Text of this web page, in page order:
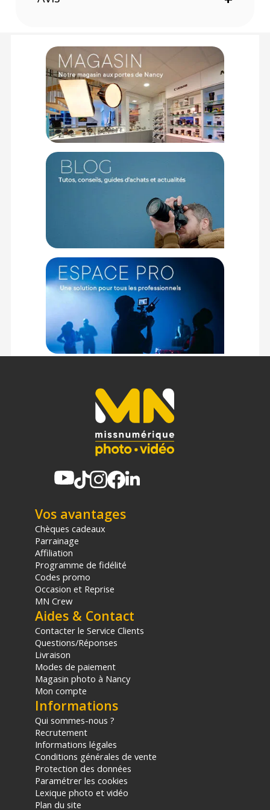
directement les formats d'impression disponibles. De même,
quelques clics suffisent pour la connexion au réseau du
module.
Connexion
De nombreux ordinateurs, smartphones, tablettes et
appareils photo avec protocole Wi-Fi FTP ou carte SD (EZ
Share) sont compatibles. Vous pouvez connecter jusqu'à 5
appareils simultanément. Le module a 3 ports USB
disponibles. Il peut donc être connecté à 3 imprimantes
simultanément.
Les photographes professionnels peuvent s'équiper pour
profiter d'un studio photo mobile. Lors de mariages, de
festivals ou d'autres événements, vous pouvez proposer
l'impression en direct à vos clients. De plus, de nombreux
cadres photo vous sont proposés par le module. Vous
pouvez aussi personnaliser vos propres cadres.
Caractéristiques du module d'impression WCM Plus par
COMPATIBILITE
Imprimantes compatibles : DNP DS620 / DS820 / DS80 /
RX1HS / QW410
Systèmes d'exploitation ordinateur : Windows 10 / 11 ;
ultérieur ; iOS 14 ou ultérieur
Appareils photo compatibles : Appareils photo numériques
avec protocole Wi-Fi FTP intégré ou carte SD (EZ Share)
Fréquence sans fil : 802.11 b/g/h
USB : 4 ports USB (dont 1 pour l'antenne Wi-Fi)
Type : 5V 3A
PHYSIQUE
Dimensions : 650 x 910 x 270 mm
Poids : 0,1 Kg
AUTRE
Certifications : CE / UKCA
CONTENU DU CARTON
1x Module d'impression WCM Plus
1x Dongle Wi-Fi (branché nativement sur le module)
1x Alimentation 5V 3A avec connexion USB-C
1x Câble d'imprimante USB
1x Guide de démarrage rapide
Offre valable jusqu'au 07-08-2026 inclus.
Code EAN Dnp module d'impression WCM Plus - Accessoire
imprimante - Achat & prix :
Garantie 2 ans
(1) Offre valable jusqu'au 31 Décembre 2030 à partir de 49 euros
d'achat, sur la base d'une expédition Chronopost 24H vers un point
relais situé en France continentale uniquement, valable uniquement
Vos avantages
Chèques cadeaux
Parrainage
Affiliation
Programme de fidélité
Codes promo
Occasion et Reprise
MN Crew
Aides & Contact
Contacter le Service Clients
Questions/Réponses
Livraison
Modes de paiement
Magasin photo à Nancy
Mon compte
Informations
Qui sommes-nous ?
Recrutement
Informations légales
Conditions générales de vente
Protection des données
Paramétrer les cookies
Lexique photo et vidéo
Plan du site